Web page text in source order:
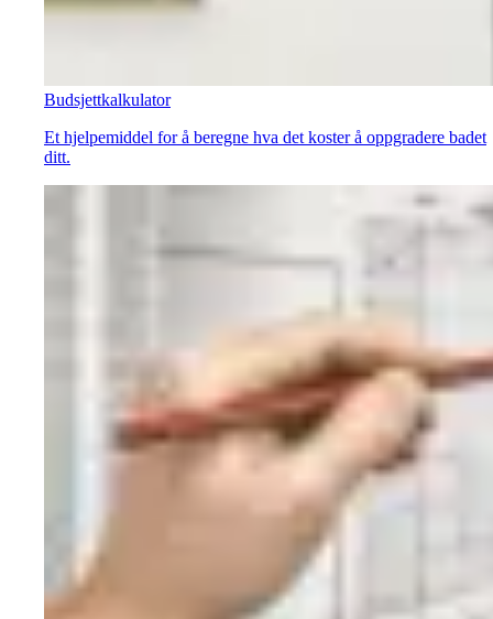
Budsjettkalkulator
Et hjelpemiddel for å beregne hva det koster å oppgradere badet
ditt.